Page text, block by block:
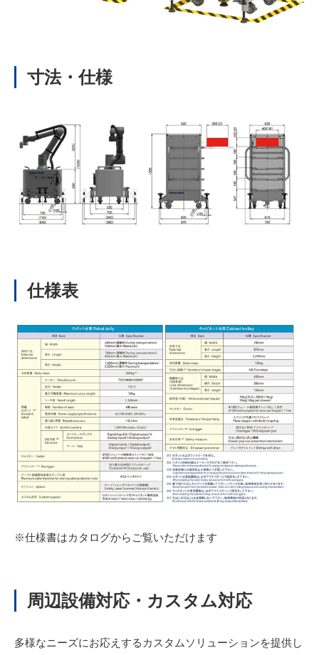
寸法・仕様
仕様表
※仕様書はカタログからご覧いただけます
周辺設備対応・カスタム対応
多様なニーズにお応えするカスタムソリューションを提供し